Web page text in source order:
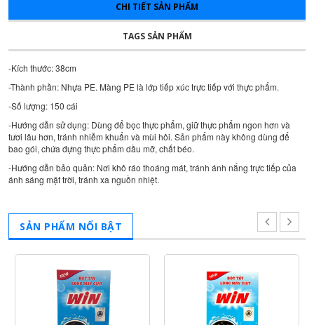
CHI TIẾT SẢN PHẨM
TAGS SẢN PHẨM
-Kích thước: 38cm
-Thành phần: Nhựa PE. Màng PE là lớp tiếp xúc trực tiếp với thực phẩm.
-Số lượng: 150 cái
-Hướng dẫn sử dụng: Dùng để bọc thực phẩm, giữ thực phẩm ngon hơn và
tươi lâu hơn, tránh nhiễm khuẩn và mùi hôi. Sản phẩm này không dùng để
bao gói, chứa đựng thực phẩm dầu mỡ, chất béo.
-Hướng dẫn bảo quản: Nơi khô ráo thoáng mát, tránh ánh nắng trực tiếp của
ánh sáng mặt trời, tránh xa nguồn nhiệt.
SẢN PHẨM NỔI BẬT